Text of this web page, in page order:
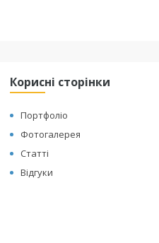
Корисні сторінки
Портфоліо
Фотогалерея
Статті
Відгуки